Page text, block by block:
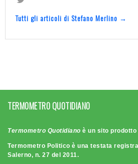
Tutti gli articoli di Stefano Merlino →
TERMOMETRO QUOTIDIANO
Termometro Quotidiano è un sito prodotto
Termometro Politico è una testata
Salerno, n. 27 del 2011.